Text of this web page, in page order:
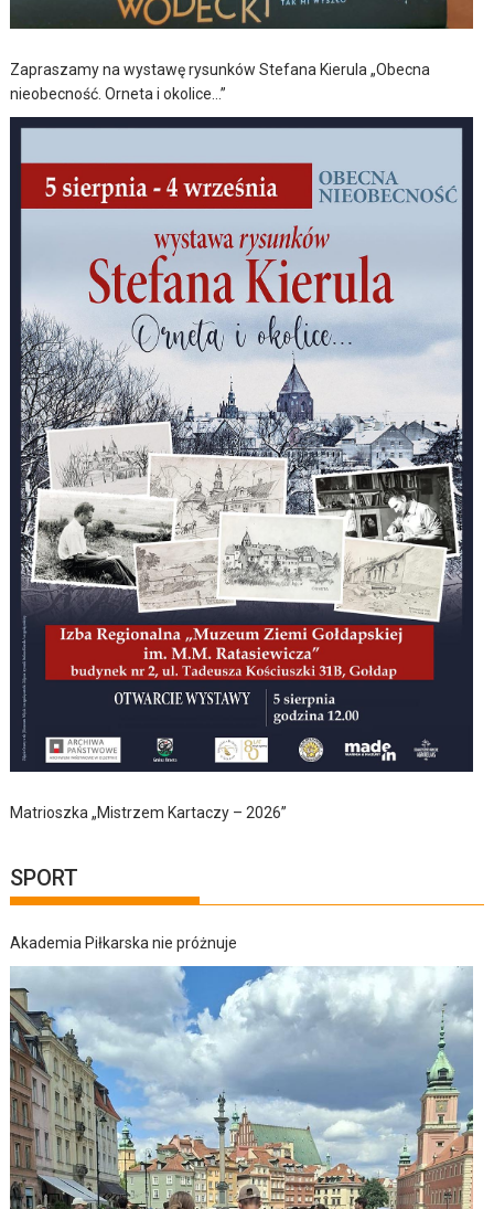
Zapraszamy na wystawę rysunków Stefana Kierula „Obecna
nieobecność. Orneta i okolice…”
Matrioszka „Mistrzem Kartaczy – 2026”
SPORT
Akademia Piłkarska nie próżnuje